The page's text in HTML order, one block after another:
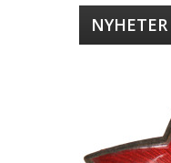
NYHETER